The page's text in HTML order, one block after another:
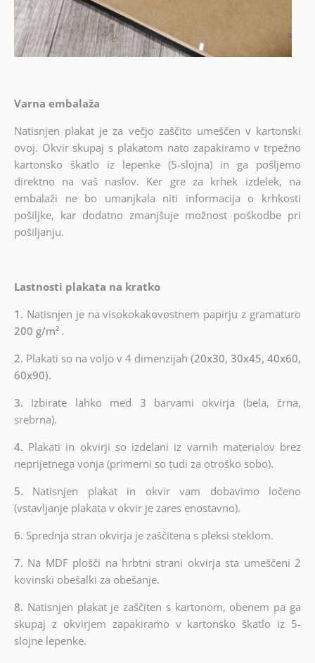
Varna embalaža
Natisnjen plakat je za večjo zaščito umeščen v kartonski
ovoj. Okvir skupaj s plakatom nato zapakiramo v trpežno
kartonsko škatlo iz lepenke (5-slojna) in ga pošljemo
direktno na vaš naslov. Ker gre za krhek izdelek, na
embalaži ne bo umanjkala niti informacija o krhkosti
pošiljke, kar dodatno zmanjšuje možnost poškodbe pri
pošiljanju.
Lastnosti plakata na kratko
1. Natisnjen je na visokokakovostnem papirju z gramaturo
200 g/m² .
2. Plakati so na voljo v 4 dimenzijah(20x30, 30x45, 40x60,
60x90).
3. Izbirate lahko med 3 barvami okvirja (bela, črna,
srebrna).
4. Plakati in okvirji so izdelani iz varnih materialov brez
neprijetnega vonja (primerni so tudi za otroško sobo).
5. Natisnjen plakat in okvir vam dobavimo ločeno
(vstavljanje plakata v okvir je zares enostavno).
6. Sprednja stran okvirja je zaščitena s pleksi steklom.
7. Na MDF plošči na hrbtni strani okvirja sta umeščeni 2
kovinski obešalki za obešanje.
8. Natisnjen plakat je zaščiten s kartonom, obenem pa ga
skupaj z okvirjem zapakiramo v kartonsko škatlo iz 5-
slojne lepenke.